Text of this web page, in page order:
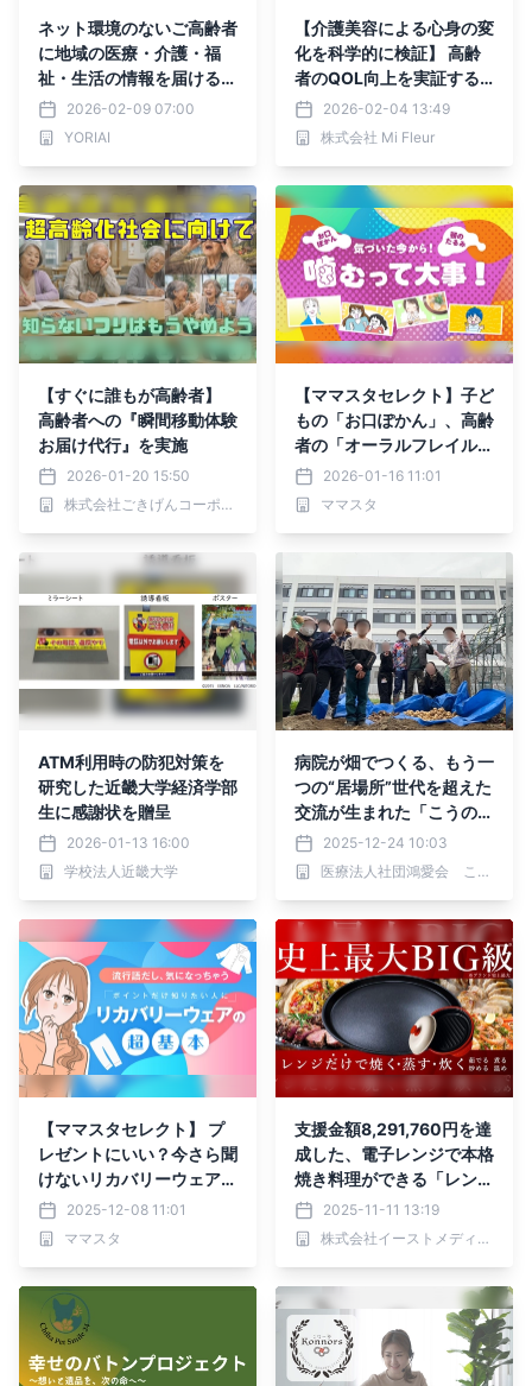
ネット環境のないご高齢者
に地域の医療・介護・福
祉・生活の情報を届けるた
め、地域の医療介護の仲間
たちと無料の情報誌「あわ
い」を発行しています。ク
中！
2026-02-09 07:00
YORIAI
【介護美容による心身の変
化を科学的に検証】 高齢
者のQOL向上を実証する
プロジェクト始動
2026-02-04 13:49
株式会社 Mi Fleur
【すぐに誰もが高齢者】
高齢者への『瞬間移動体験
お届け代行』を実施
2026-01-20 15:50
株式会社ごきげんコーポレーション
【ママスタセレクト】子ど
もの「お口ぽかん」、高齢
者の「オーラルフレイル」
を防ぐには？「噛むって大
事！」特集を配信
2026-01-16 11:01
ママスタ
ATM利用時の防犯対策を
研究した近畿大学経済学部
生に感謝状を贈呈
2026-01-13 16:00
学校法人近畿大学
病院が畑でつくる、もう一
つの“居場所”世代を超えた
交流が生まれた「こうのす
えん」収穫イベントを開催
2025-12-24 10:03
医療法人社団鴻愛会 こうのす共生病院
【ママスタセレクト】 プ
レゼントにいい？今さら聞
けないリカバリーウェアの
疑問を解決！特集記事を配
信中
2025-12-08 11:01
ママスタ
支援金額8,291,760円を達
成した、電子レンジで本格
焼き料理ができる「レンジ
マジック」。さらに進化し
多様な調理を短時間で可能
にした、待望の「第二弾」
2025-11-11 13:19
株式会社イーストメディカル